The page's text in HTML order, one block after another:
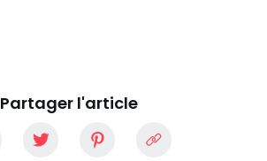
Partager l'article